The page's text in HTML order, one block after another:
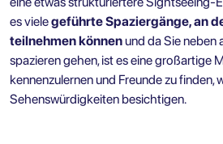
es vielegeführte Spaziergänge, an
teilnehmen könnenund da Sie neben
spazieren gehen, ist es eine großartige
kennenzulernen und Freunde zu finden,
Sehenswürdigkeiten besichtigen.